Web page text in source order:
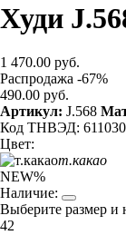
Худи
1 470.00 руб.
Распродажа -67%
490.00 руб.
Артикул: J.568
Код ТНВЭД:
Цвет:
т.какао
NEW%
Наличие:
Выберите размер и
42